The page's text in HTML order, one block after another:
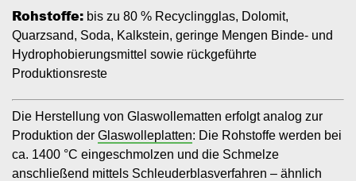
Rohstoffe: bis zu 80 % Recyclingglas, Dolomit,
Quarzsand, Soda, Kalkstein, geringe Mengen Binde- und
Hydrophobierungsmittel sowie rückgeführte
Produktionsreste
Die Herstellung von Glaswollematten erfolgt analog zur
Produktion der Glaswolleplatten: Die Rohstoffe werden bei
ca. 1400 °C eingeschmolzen und die Schmelze
anschließend mittels Schleuderblasverfahren – ähnlich